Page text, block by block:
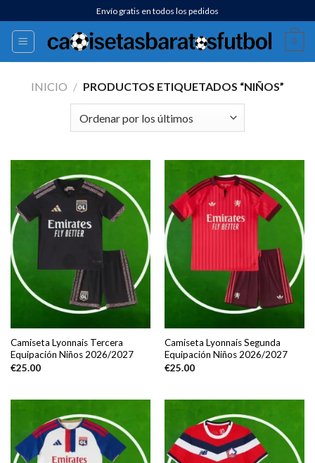
al
contenido
Envío gratis en todos los pedidos
0
INICIO / PRODUCTOS ETIQUETADOS “NIÑOS”
Camiseta Lyonnais Tercera
Equipación Niños 2026/2027
€25.00
Camiseta Lyonnais Segunda
Equipación Niños 2026/2027
€25.00